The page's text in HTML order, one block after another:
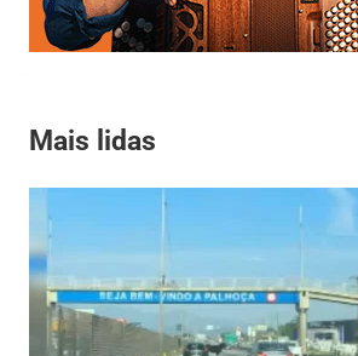
Mais lidas